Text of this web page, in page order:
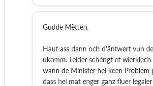
Gudde Mëtten,
Haut ass dann och d'äntwert vun
ukomm. Leider schéngt et wierklech
wann de Minister hei keen Problem
dass hei mat enger ganz fluer